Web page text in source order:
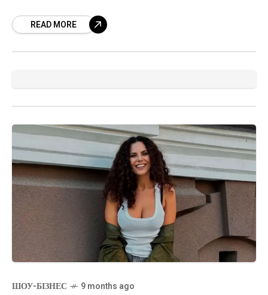
російськомовною аудиторією» артистам не
READ MORE
ШОУ-БІЗНЕС 9 months ago